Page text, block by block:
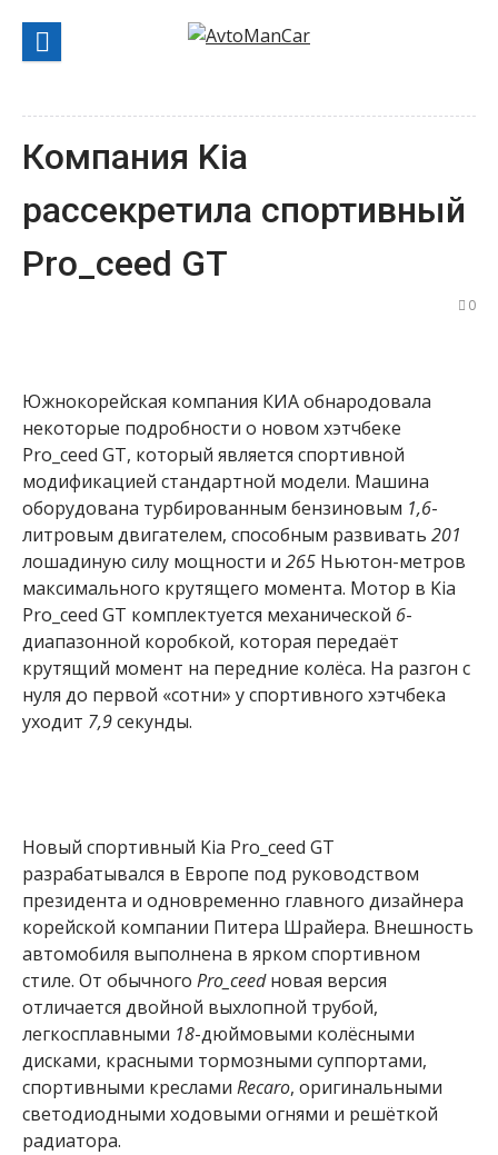
содержанию
Компания Kia
рассекретила спортивный
Pro_ceed GT
0
Южнокорейская компания КИА обнародовала
некоторые подробности о новом хэтчбеке
Pro_ceed GT, который является спортивной
модификацией стандартной модели. Машина
оборудована турбированным бензиновым 1,6-
литровым двигателем, способным развивать 201
лошадиную силу мощности и 265 Ньютон-метров
максимального крутящего момента. Мотор в Kia
Pro_ceed GT комплектуется механической 6-
диапазонной коробкой, которая передаёт
крутящий момент на передние колёса. На разгон с
нуля до первой «сотни» у спортивного хэтчбека
уходит 7,9секунды.
Новый спортивный Kia Pro_ceed GT
разрабатывался в Европе под руководством
президента и одновременно главного дизайнера
корейской компании Питера Шрайера. Внешность
автомобиля выполнена в ярком спортивном
стиле. От обычного Pro_ceedновая версия
отличается двойной выхлопной трубой,
легкосплавными 18-дюймовыми колёсными
дисками, красными тормозными суппортами,
спортивными креслами Recaro, оригинальными
светодиодными ходовыми огнями и решёткой
радиатора.